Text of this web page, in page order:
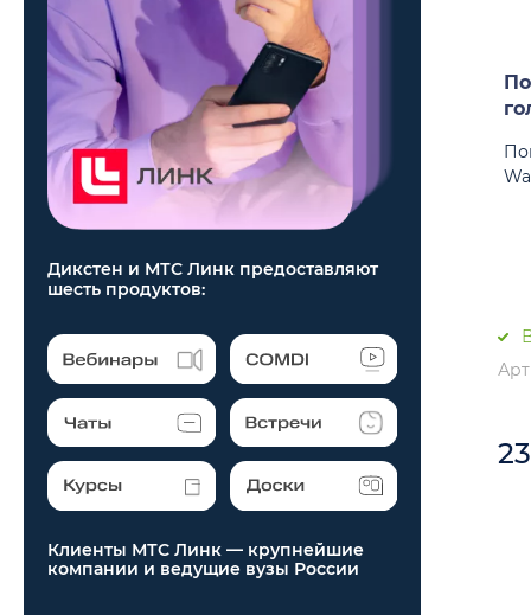
MARTIN
NIGHTSUN
PR LIGHTING
PRO SVET
PROCBET
PSL LIGHTING
ROBE
ROSS
SHADOW
SILVER STAR
STAGE4
STECHNICS
STUDIO DUE
Дикстен и МТС Линк предоставляют
шесть продуктов:
Клиенты МТС Линк — крупнейшие
компании и ведущие вузы России